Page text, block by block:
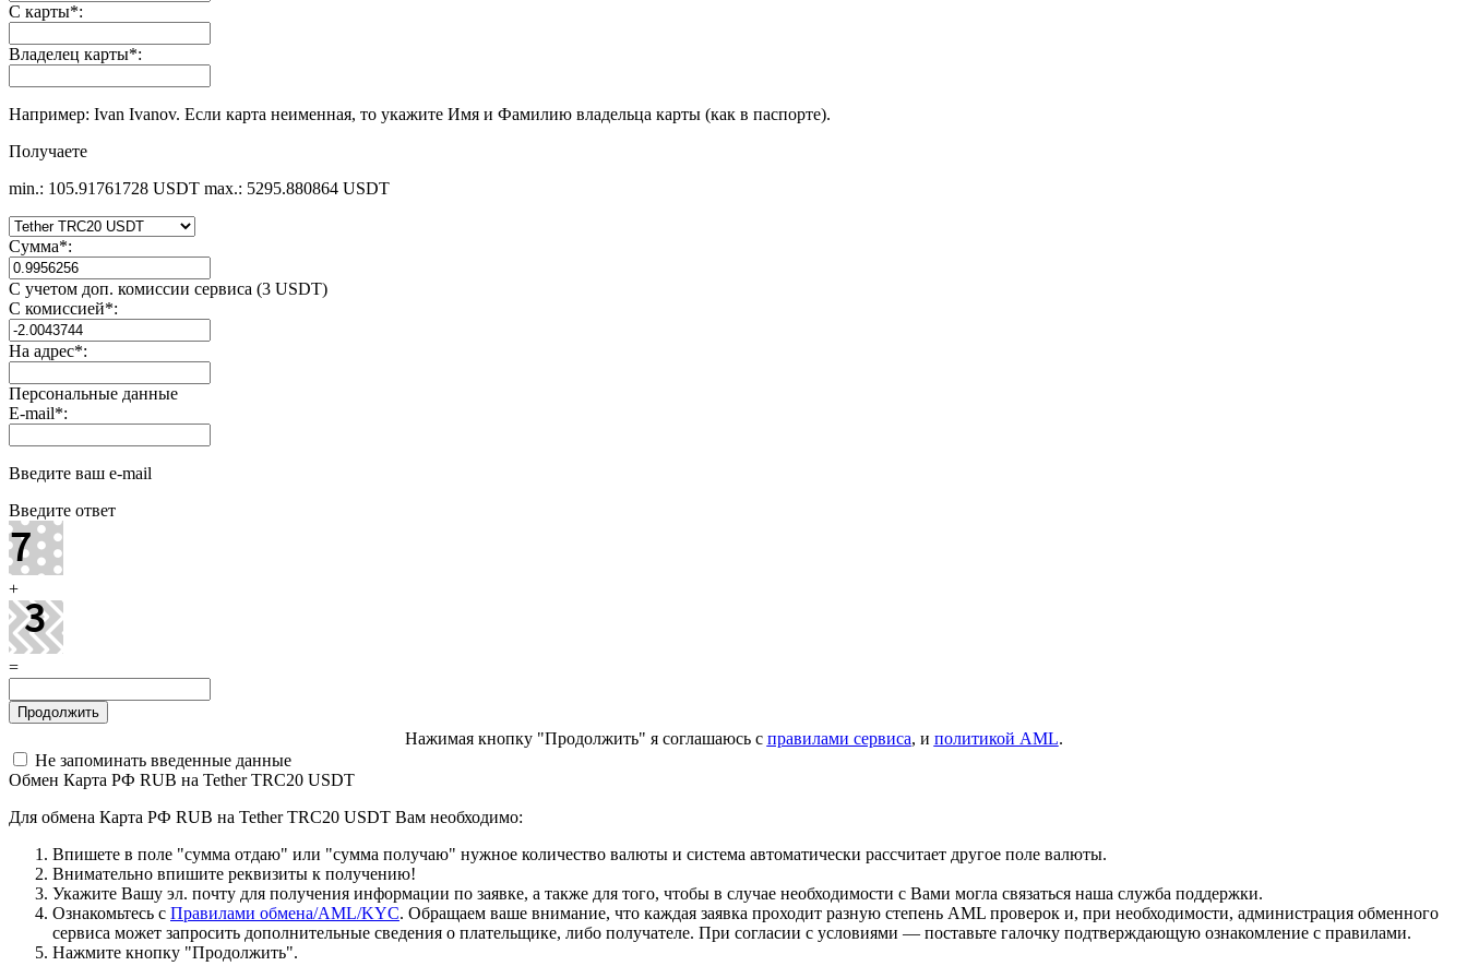
С карты*:
Владелец карты*:
Например: Ivan Ivanov. Если карта неименная, то укажите Имя и Фамилию владельца карты (как в паспорте).
Получаете
min.: 105.91761728 USDT max.: 5295.880864 USDT
Сумма*:
С учетом доп. комиссии сервиса (3 USDT)
С комиссией*:
На адрес*:
Персональные данные
E-mail*:
Введите ваш e-mail
Введите ответ
+
=
Нажимая кнопку "Продолжить" я соглашаюсь с правилами сервиса, и политикой AML.
Не запоминать введенные данные
Обмен Карта РФ RUB на Tether TRC20 USDT
Для обмена Карта РФ RUB на Tether TRC20 USDT Вам необходимо:
Впишете в поле "сумма отдаю" или "сумма получаю" нужное количество валюты и система автоматически рассчитает другое поле валюты.
Внимательно впишите реквизиты к получению!
Укажите Вашу эл. почту для получения информации по заявке, а также для того, чтобы в случае необходимости с Вами могла связаться наша служба поддержки.
Ознакомьтесь с Правилами обмена/AML/KYC. Обращаем ваше внимание, что каждая заявка проходит разную степень AML проверок и, при необходимости, администрация обменного
сервиса может запросить дополнительные сведения о плательщике, либо получателе. При согласии с условиями — поставьте галочку подтверждающую ознакомление с правилами.
Нажмите кнопку "Продолжить".